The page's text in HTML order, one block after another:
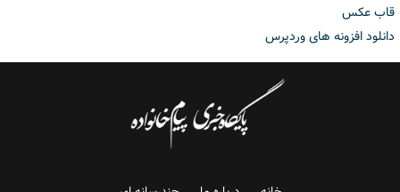
قاب عکس
دانلود افزونه های وردپرس